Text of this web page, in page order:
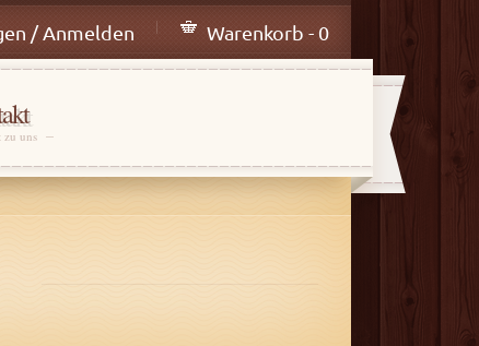
/ Anmelden Warenkorb - 0
zu uns